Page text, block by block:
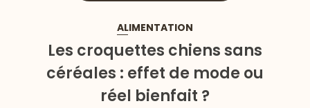
ALIMENTATION
Les croquettes chiens sans
céréales : effet de mode ou
réel bienfait ?